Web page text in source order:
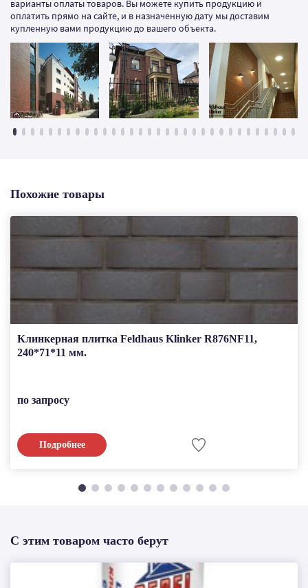
варианты оплаты товаров. Вы можете купить продукцию и
оплатить прямо на сайте, и в назначенную дату мы доставим
купленную вами продукцию до вашего объекта.
Похожие товары
Клинкерная плитка Feldhaus Klinker R876NF11,
240*71*11 мм.
по запросу
Подробнее
С этим товаром часто берут